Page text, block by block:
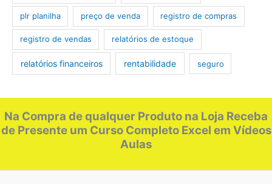
plr planilha preço de venda registro de compras
registro de vendas relatórios de estoque
relatórios financeiros rentabilidade seguro
Na Compra de qualquer Produto na Loja Receba
de Presente um Curso Completo Excel em Vídeos
Aulas